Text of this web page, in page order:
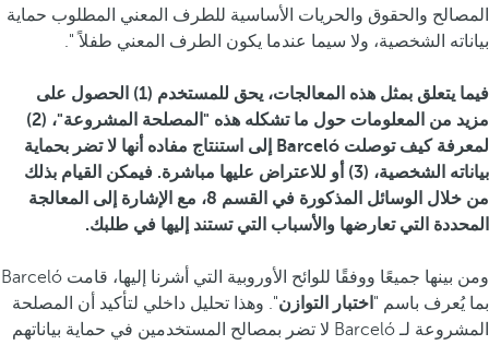
المصالح والحقوق والحريات الأساسية للطرف المعني المطلوب حماية
بياناته الشخصية، ولا سيما عندما يكون الطرف المعني طفلاً ".
فيما يتعلق بمثل هذه المعالجات، يحق للمستخدم (1) الحصول على
مزيد من المعلومات حول ما تشكله هذه "المصلحة المشروعة"، (2)
لمعرفة كيف توصلت Barceló إلى استنتاج مفاده أنها لا تضر بحماية
بياناته الشخصية، (3) أو للاعتراض عليها مباشرة. فيمكن القيام بذلك
من خلال الوسائل المذكورة في القسم 8، مع الإشارة إلى المعالجة
المحددة التي تعارضها والأسباب التي تستند إليها في طلبك.
ومن بينها جميعًا ووفقًا للوائح الأوروبية التي أشرنا إليها، قامت Barceló
بما يُعرف باسم " اختبار التوازن". وهذا تحليل داخلي لتأكيد أن المصلحة
المشروعة لـ Barceló لا تضر بمصالح المستخدمين في حماية بياناتهم